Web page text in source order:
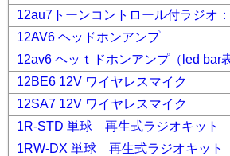
12au7トーンコントロール付ラジオ
12AV6 ヘッドホンアンプ
12av6 ヘッｔドホンアンプ（led bar
12BE6 12V ワイヤレスマイク
12SA7 12V ワイヤレスマイク
1R-STD 単球 再生式ラジオキット
1RW-DX 単球 再生式ラジオキッ